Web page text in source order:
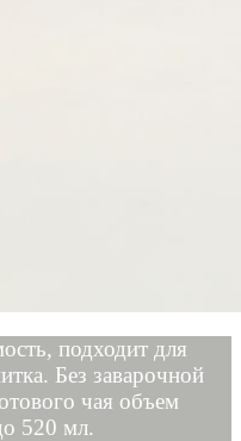
подходит для
Без заварочной
чая объем
520 мл.